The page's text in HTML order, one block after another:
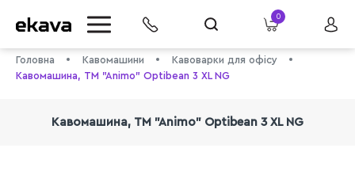
0
Головна Кавомашини
Кавоварки для офісу
Кавомашина, TM "Animo" Optibean 3 XL NG
Кавомашина, TM "Animo" Optibean 3 XL NG